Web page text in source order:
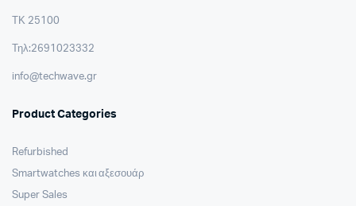
ΤΚ 25100
Τηλ:2691023332
info@techwave.gr
Product Categories
Refurbished
Smartwatches και αξεσουάρ
Super Sales